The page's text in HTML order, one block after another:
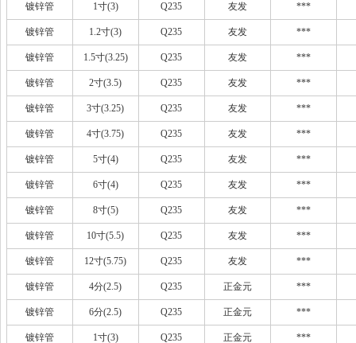
镀锌管 1寸(3) Q235 友发 ***
镀锌管 1.2寸(3) Q235 友发 ***
镀锌管 1.5寸(3.25) Q235 友发 ***
镀锌管 2寸(3.5) Q235 友发 ***
镀锌管 3寸(3.25) Q235 友发 ***
镀锌管 4寸(3.75) Q235 友发 ***
镀锌管 5寸(4) Q235 友发 ***
镀锌管 6寸(4) Q235 友发 ***
镀锌管 8寸(5) Q235 友发 ***
镀锌管 10寸(5.5) Q235 友发 ***
镀锌管 12寸(5.75) Q235 友发 ***
镀锌管 4分(2.5) Q235 正金元 ***
镀锌管 6分(2.5) Q235 正金元 ***
镀锌管 1寸(3) Q235 正金元 ***